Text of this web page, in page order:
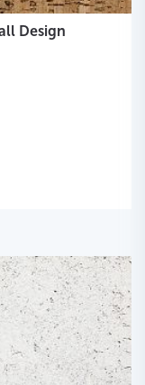
Design